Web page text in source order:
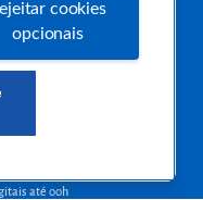
até 00h
cookies
opcionais